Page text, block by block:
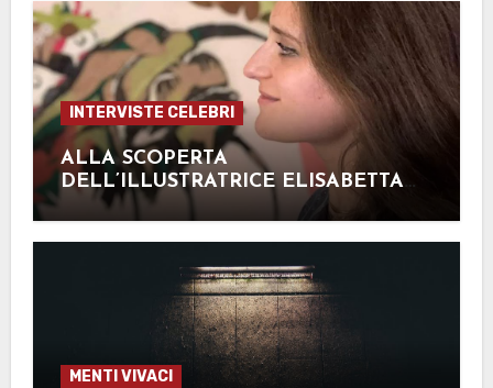
INTERVISTE CELEBRI
ALLA SCOPERTA
DELL’ILLUSTRATRICE ELISABETTA
FERRARI
MENTI VIVACI